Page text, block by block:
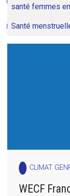
santé femmes
Santé
CLIMAT
WECF